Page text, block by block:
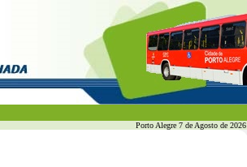
Porto Alegre 7 de Agosto de 2026